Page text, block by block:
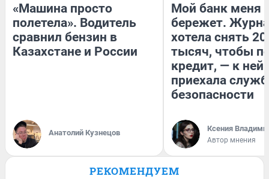
«Машина просто
полетела». Водитель
сравнил бензин в
Казахстане и России
Анатолий Кузнецов
Мой банк меня
бережет.
хотела снять
тысяч, чтобы
кредит, — к
приехала
безопасности
Ксения
Автор мнения
РЕКОМЕНДУЕМ